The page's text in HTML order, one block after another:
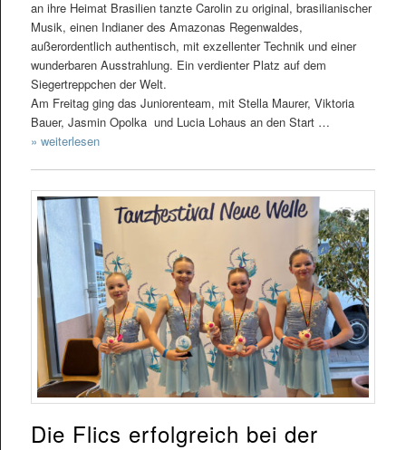
an ihre Heimat Brasilien tanzte Carolin zu original, brasilianischer
Musik, einen Indianer des Amazonas Regenwaldes,
außerordentlich authentisch, mit exzellenter Technik und einer
wunderbaren Ausstrahlung. Ein verdienter Platz auf dem
Siegertreppchen der Welt.
Am Freitag ging das Juniorenteam, mit Stella Maurer, Viktoria
Bauer, Jasmin Opolka und Lucia Lohaus an den Start …
» weiterlesen
Die Flics erfolgreich bei der